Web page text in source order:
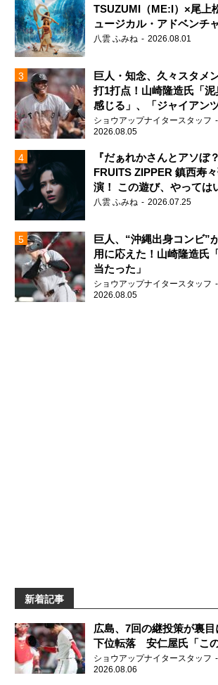
TSUZUMI（ME:I）×尾上
ュージカル・アドベンチ
声を響かせる
八雲 ふみね 2026.08.01
巨人・知念、久々スタメ
打1打点！山崎隆造氏「泥
感じる」、「ジャイアン
ないタイプ」
ショウアップナイタースタッフ
2026.08.05
『だぁれかさんとアソぼ？
FRUITS ZIPPER 鎮西寿
演！ この遊び、やっては
せん。
八雲 ふみね 2026.07.25
巨人、“沖縄出身コンビ”
用に応えた！山崎隆造氏
当たった」
ショウアップナイタースタッフ
2026.08.05
新着記事
広島、7回の継投策が裏
下位転落 安仁屋氏「こ
来て勉強はない」
ショウアップナイタースタッフ
2026.08.06